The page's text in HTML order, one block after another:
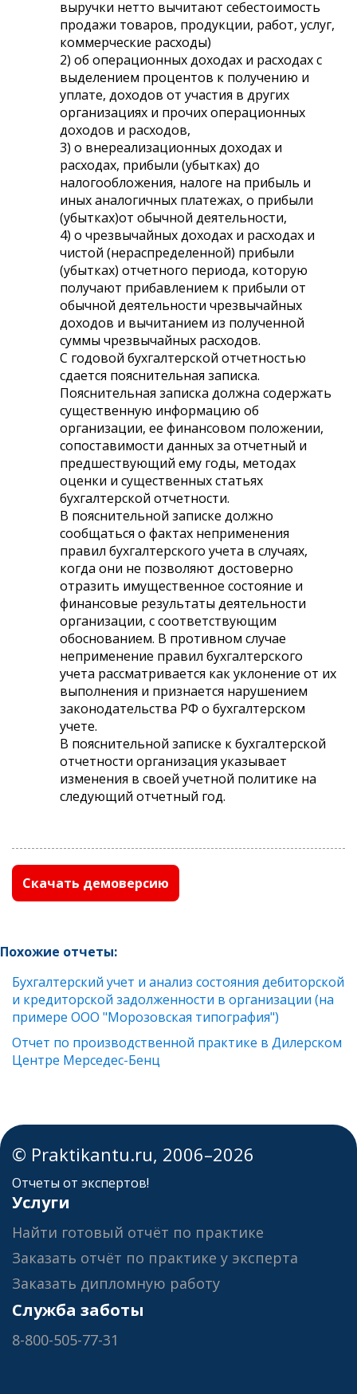
выручки нетто вычитают себестоимость
продажи товаров, продукции, работ, услуг,
коммерческие расходы)
2) об операционных доходах и расходах с
выделением процентов к получению и
уплате, доходов от участия в других
организациях и прочих операционных
доходов и расходов,
3) о внереализационных доходах и
расходах, прибыли (убытках) до
налогообложения, налоге на прибыль и
иных аналогичных платежах, о прибыли
(убытках)от обычной деятельности,
4) о чрезвычайных доходах и расходах и
чистой (нераспределенной) прибыли
(убытках) отчетного периода, которую
получают прибавлением к прибыли от
обычной деятельности чрезвычайных
доходов и вычитанием из полученной
суммы чрезвычайных расходов.
С годовой бухгалтерской отчетностью
сдается пояснительная записка.
Пояснительная записка должна содержать
существенную информацию об
организации, ее финансовом положении,
сопоставимости данных за отчетный и
предшествующий ему годы, методах
оценки и существенных статьях
бухгалтерской отчетности.
В пояснительной записке должно
сообщаться о фактах неприменения
правил бухгалтерского учета в случаях,
когда они не позволяют достоверно
отразить имущественное состояние и
финансовые результаты деятельности
организации, с соответствующим
обоснованием. В противном случае
неприменение правил бухгалтерского
учета рассматривается как уклонение от их
выполнения и признается нарушением
законодательства РФ о бухгалтерском
учете.
В пояснительной записке к бухгалтерской
отчетности организация указывает
изменения в своей учетной политике на
следующий отчетный год.
Скачать демоверсию
Похожие отчеты:
Бухгалтерский учет и анализ состояния дебиторской
и кредиторской задолженности в организации (на
примере ООО "Морозовская типография")
Отчет по производственной практике в Дилерском
Центре Мерседес-Бенц
© Praktikantu.ru, 2006–2026
Отчеты от экспертов!
Услуги
Найти готовый отчёт по практике
Заказать отчёт по практике у эксперта
Заказать дипломную работу
Служба заботы
8-800-505-77-31